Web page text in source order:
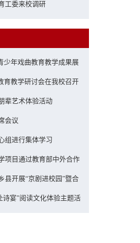
工委来校调研
少年戏曲教育教学成果展
山艺举行
育教学研讨会在我校召开
辈艺术体验活动
会议
组进行集体学习
项目通过教育部中外合作
县开展“京剧进校园”暨合
诗宴”阅读文化体验主题活